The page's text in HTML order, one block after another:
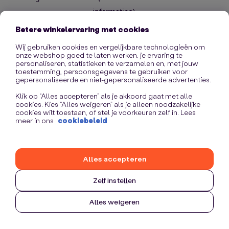
information).
Betere winkelervaring met cookies
Wij gebruiken cookies en vergelijkbare technologieën om
onze webshop goed te laten werken, je ervaring te
personaliseren, statistieken te verzamelen en, met jouw
toestemming, persoonsgegevens te gebruiken voor
gepersonaliseerde en niet-gepersonaliseerde advertenties.
Klik op “Alles accepteren” als je akkoord gaat met alle
cookies. Kies “Alles weigeren” als je alleen noodzakelijke
cookies wilt toestaan, of stel je voorkeuren zelf in. Lees
meer in ons cookiebeleid
Zelf instellen
Alles weigeren
Alles accepteren